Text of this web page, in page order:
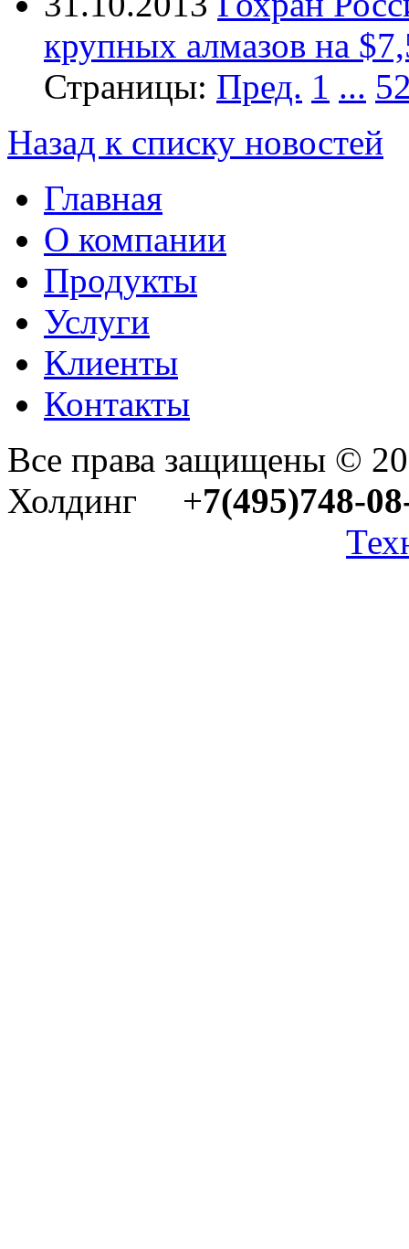
крупных алмазов на
Страницы: Пред. 1 ...
Назад к списку новостей
Главная
О компании
Продукты
Услуги
Клиенты
Контакты
Все права защищены ©
Холдинг +7(495)748-